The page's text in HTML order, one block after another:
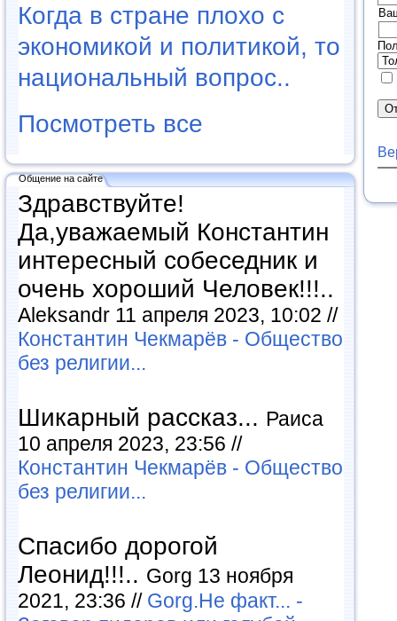
Когда в стране плохо с
экономикой и политикой, то
национальный вопрос..
Посмотреть все
Общение на сайте
Здравствуйте!
Да,уважаемый Константин
интересный собеседник и
очень хороший Человек!!!..
Aleksandr 11 апреля 2023, 10:02 //
Константин Чекмарёв - Общество
без религии...
Шикарный рассказ... Раиса
10 апреля 2023, 23:56 //
Константин Чекмарёв - Общество
без религии...
Спасибо дорогой
Леонид!!!.. Gorg 13 ноября
2021, 23:36 // Gorg.Не факт... -